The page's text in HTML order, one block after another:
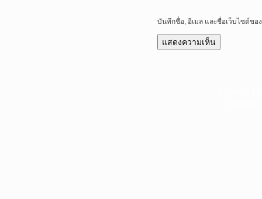
บันทึกชื่อ, อีเมล และชื่อเว็บไซต์ขอ